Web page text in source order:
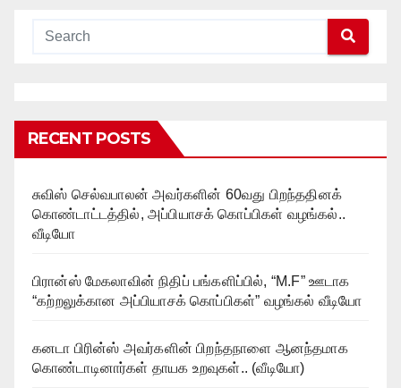
RECENT POSTS
சுவிஸ் செல்வபாலன் அவர்களின் 60வது பிறந்ததினக்
கொண்டாட்டத்தில், அப்பியாசக் கொப்பிகள் வழங்கல்..
வீடியோ
பிரான்ஸ் மேகலாவின் நிதிப் பங்களிப்பில், “M.F” ஊடாக
“கற்றலுக்கான அப்பியாசக் கொப்பிகள்” வழங்கல் வீடியோ
கனடா பிரின்ஸ் அவர்களின் பிறந்தநாளை ஆனந்தமாக
கொண்டாடினார்கள் தாயக உறவுகள்.. (வீடியோ)